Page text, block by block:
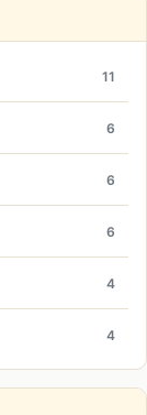
11
6
6
6
4
4